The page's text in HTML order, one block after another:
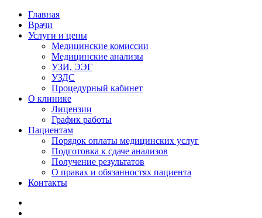
Главная
Врачи
Услуги и цены
Медицинские комиссии
Медицинские анализы
УЗИ, ЭЭГ
УЗДС
Процедурный кабинет
О клинике
Лицензии
График работы
Пациентам
Порядок оплаты медицинских услуг
Подготовка к сдаче анализов
Получение результатов
О правах и обязанностях пациента
Контакты